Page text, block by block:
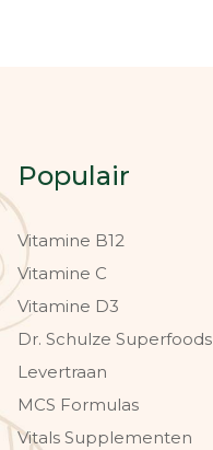
Populair
Vitamine B12
Vitamine C
Vitamine D3
Dr. Schulze Superfoods
Levertraan
MCS Formulas
Vitals Supplementen